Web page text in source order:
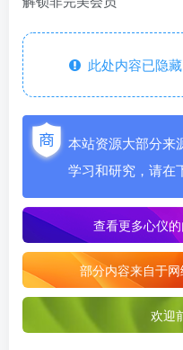
此处内容已隐藏
本站资源大部分来
学习和研究，请在
查看更多心仪
部分内容来自于
欢迎